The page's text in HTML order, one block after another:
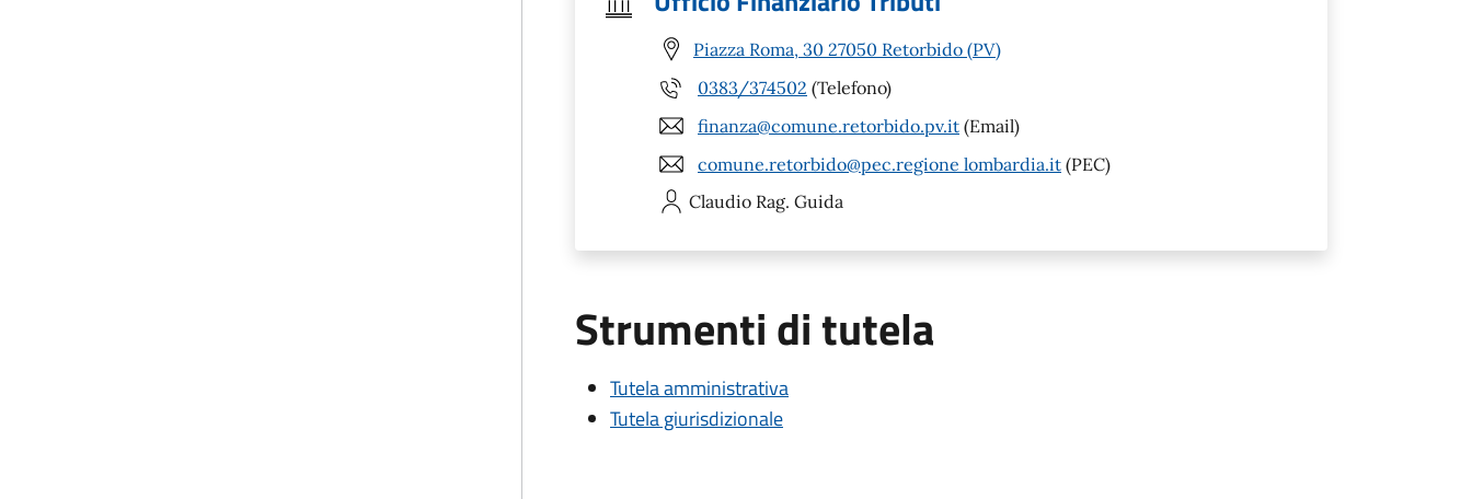
Piazza Roma, 30 27050 Retorbido (PV)
0383/374502 (Telefono)
finanza@comune.retorbido.pv.it (Email)
comune.retorbido@pec.regione lombardia.it (PEC)
Claudio Rag. Guida
Strumenti di tutela
Tutela amministrativa
Tutela giurisdizionale